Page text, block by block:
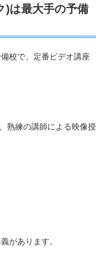
)は最大手の予備
校で、定番ビデオ講座
熟練の講師による映像授
があります。